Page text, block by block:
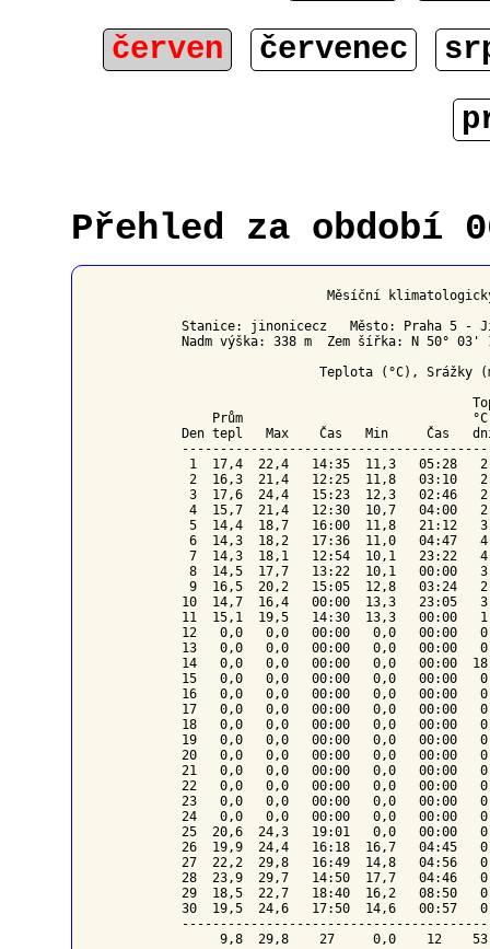
červen
červenec
Přehled za období
Měsíční
Stanice: jinonicecz   Město: Praha 5 -
Nadm výška: 338 m  Zem šířka: N 50°
Teplota (°C), Srážky
Prům
Den tepl   Max    Čas   Min     Čas
1  17,4  22,4   14:35  11,3   05:28
2  16,3  21,4   12:25  11,8   03:10
3  17,6  24,4   15:23  12,3   02:46
4  15,7  21,4   12:30  10,7   04:00
5  14,4  18,7   16:00  11,8   21:12
6  14,3  18,2   17:36  11,0   04:47
7  14,3  18,1   12:54  10,1   23:22
8  14,5  17,7   13:22  10,1   00:00
9  16,5  20,2   15:05  12,8   03:24
10  14,7  16,4   00:00  13,3   23:05
11  15,1  19,5   14:30  13,3   00:00
12   0,0   0,0   00:00   0,0   00:00
13   0,0   0,0   00:00   0,0   00:00
14   0,0   0,0   00:00   0,0   00:00
15   0,0   0,0   00:00   0,0   00:00
16   0,0   0,0   00:00   0,0   00:00
17   0,0   0,0   00:00   0,0   00:00
18   0,0   0,0   00:00   0,0   00:00
19   0,0   0,0   00:00   0,0   00:00
20   0,0   0,0   00:00   0,0   00:00
21   0,0   0,0   00:00   0,0   00:00
22   0,0   0,0   00:00   0,0   00:00
23   0,0   0,0   00:00   0,0   00:00
24   0,0   0,0   00:00   0,0   00:00
25  20,6  24,3   19:01   0,0   00:00
26  19,9  24,4   16:18  16,7   04:45
27  22,2  29,8   16:49  14,8   04:56
28  23,9  29,7   14:50  17,7   04:46
29  18,5  22,7   18:40  16,2   08:50
30  19,5  24,6   17:50  14,6   00:57
9,8  29,8    27     0,0    12